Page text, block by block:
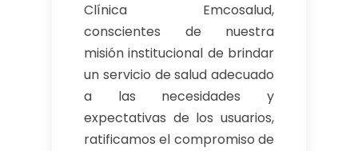
Clínica Emcosalud,
conscientes de nuestra
misión institucional de brindar
un servicio de salud adecuado
a las necesidades y
expectativas de los usuarios,
ratificamos el compromiso de